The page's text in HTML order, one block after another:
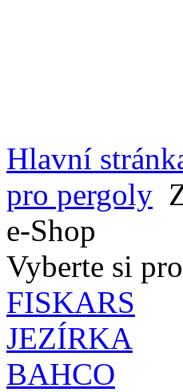
Hlavní
pro pergoly
e-Shop
Vyberte si
FISKARS
JEZÍRKA
BAHCO